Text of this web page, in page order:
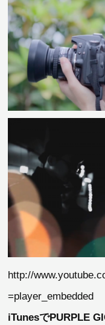
http://
=player_embedded
iTunesでPURPLE